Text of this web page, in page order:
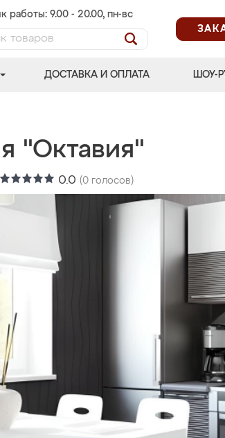
работы: 9.00 - 20.00, пн-вс
ДОСТАВКА И ОПЛАТА ШОУ-
"Октавия"
0.0 (0 голосов)